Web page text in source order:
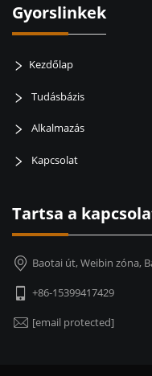
Gyorslinkek
Kezdőlap
Tudásbázis
Alkalmazás
Kapcsolat
Tartsa a
Baotai út, Weibin zóna,
+86-15399417429
[email protected]